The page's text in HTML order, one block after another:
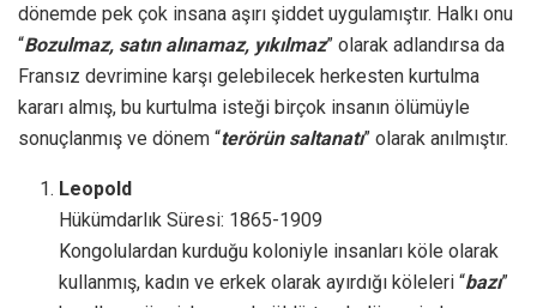
dönemde pek çok insana aşırı şiddet uygulamıştır. Halkı onu
“Bozulmaz, satın alınamaz, yıkılmaz” olarak adlandırsa da
Fransız devrimine karşı gelebilecek herkesten kurtulma
kararı almış, bu kurtulma isteği birçok insanın ölümüyle
sonuçlanmış ve dönem “terörün saltanatı” olarak anılmıştır.
Leopold
Hükümdarlık Süresi: 1865-1909
Kongolulardan kurduğu koloniyle insanları köle olarak
kullanmış, kadın ve erkek olarak ayırdığı köleleri “bazı”